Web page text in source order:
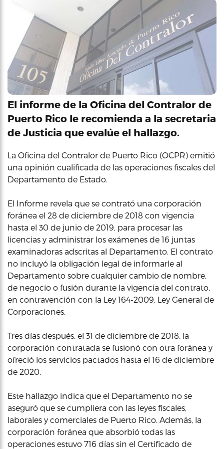
El informe de la Oficina del Contralor de
Puerto Rico le recomienda a la secretaria
de Justicia que evalúe el hallazgo.
La Oficina del Contralor de Puerto Rico (OCPR) emitió
una opinión cualificada de las operaciones fiscales del
Departamento de Estado.
El Informe revela que se contrató una corporación
foránea el 28 de diciembre de 2018 con vigencia
hasta el 30 de junio de 2019, para procesar las
licencias y administrar los exámenes de 16 juntas
examinadoras adscritas al Departamento. El contrato
no incluyó la obligación legal de informarle al
Departamento sobre cualquier cambio de nombre,
de negocio o fusión durante la vigencia del contrato,
en contravención con la Ley 164-2009, Ley General de
Corporaciones.
Tres días después, el 31 de diciembre de 2018, la
corporación contratada se fusionó con otra foránea y
ofreció los servicios pactados hasta el 16 de diciembre
de 2020.
Este hallazgo indica que el Departamento no se
aseguró que se cumpliera con las leyes fiscales,
laborales y comerciales de Puerto Rico. Además, la
corporación foránea que absorbió todas las
operaciones estuvo 716 días sin el Certificado de